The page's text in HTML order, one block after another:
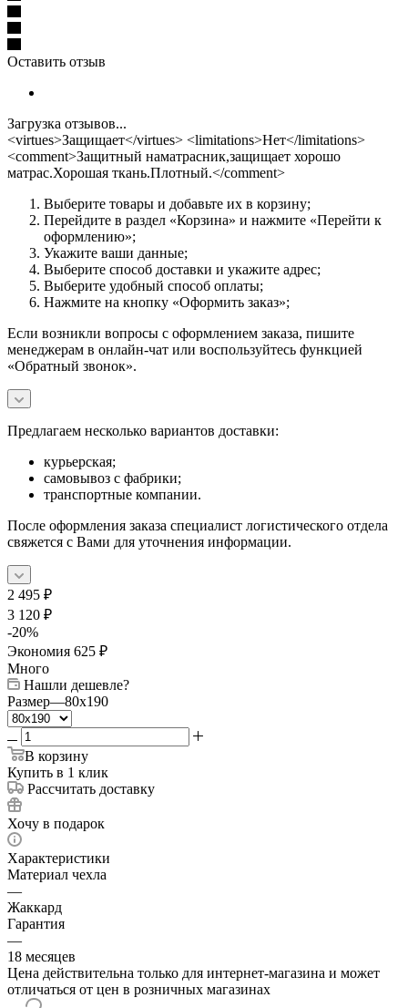
Оставить отзыв
Загрузка отзывов...
<virtues>Защищает</virtues> <limitations>Нет</limitations>
<comment>Защитный наматрасник,защищает хорошо
матрас.Хорошая ткань.Плотный.</comment>
Выберите товары и добавьте их в корзину;
Перейдите в раздел «Корзина» и нажмите «Перейти к
оформлению»;
Укажите ваши данные;
Выберите способ доставки и укажите адрес;
Выберите удобный способ оплаты;
Нажмите на кнопку «Оформить заказ»;
Если возникли вопросы с оформлением заказа, пишите
менеджерам в онлайн-чат или воспользуйтесь функцией
«Обратный звонок».
Предлагаем несколько вариантов доставки:
курьерская;
самовывоз с фабрики;
транспортные компании.
После оформления заказа специалист логистического отдела
свяжется с Вами для уточнения информации.
2 495 ₽
3 120 ₽
-20%
Экономия 625 ₽
Много
Нашли дешевле?
Размер—80x190
В корзину
Купить в 1 клик
Рассчитать доставку
Хочу в подарок
Характеристики
Материал чехла
—
Жаккард
Гарантия
—
18 месяцев
Цена действительна только для интернет-магазина и может
отличаться от цен в розничных магазинах